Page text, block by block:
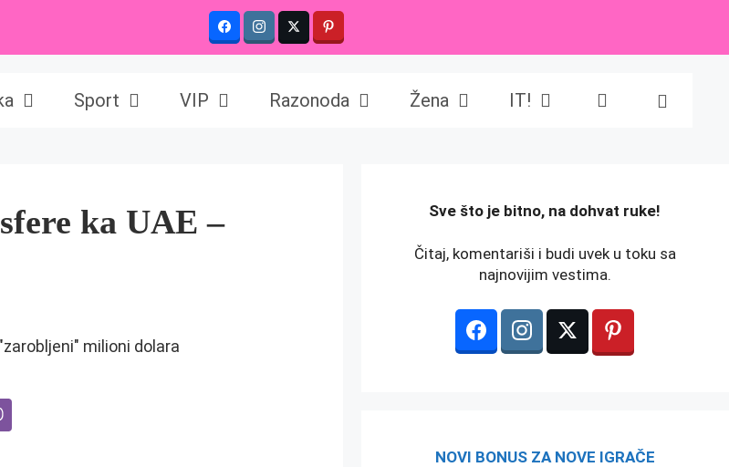
Sport VIP Razonoda Žena IT!
ka UAE –
️Sve što je bitno, na dohvat ruke!
Čitaj, komentariši i budi uvek u toku sa
najnovijim vestima.
NOVI BONUS ZA NOVE IGRAČE